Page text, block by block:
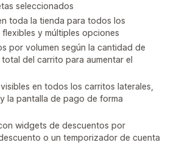
seleccionados
toda la tienda para todos los
y múltiples opciones
por volumen según la cantidad de
del carrito para aumentar el
en todos los carritos laterales,
la pantalla de pago de forma
widgets de descuentos por
o un temporizador de cuenta